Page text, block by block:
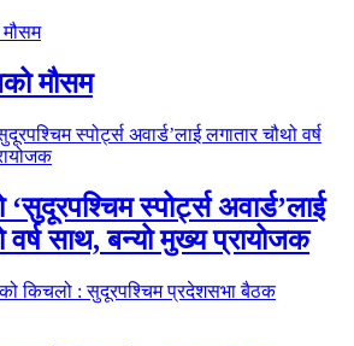
मौसम
‘सुदूरपश्चिम स्पोर्ट्स अवार्ड’लाई
वर्ष साथ, बन्यो मुख्य प्रायोजक